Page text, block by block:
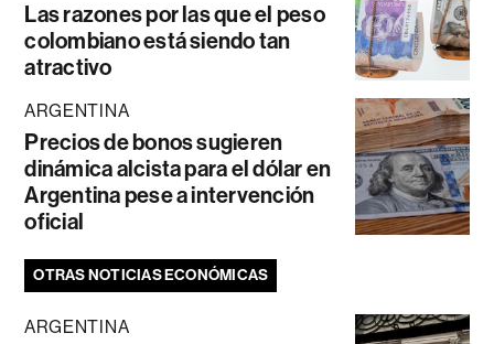
Las razones por las que el peso
colombiano está siendo tan
atractivo
ARGENTINA
Precios de bonos sugieren
dinámica alcista para el dólar en
Argentina pese a intervención
oficial
OTRAS NOTICIAS ECONÓMICAS
ARGENTINA